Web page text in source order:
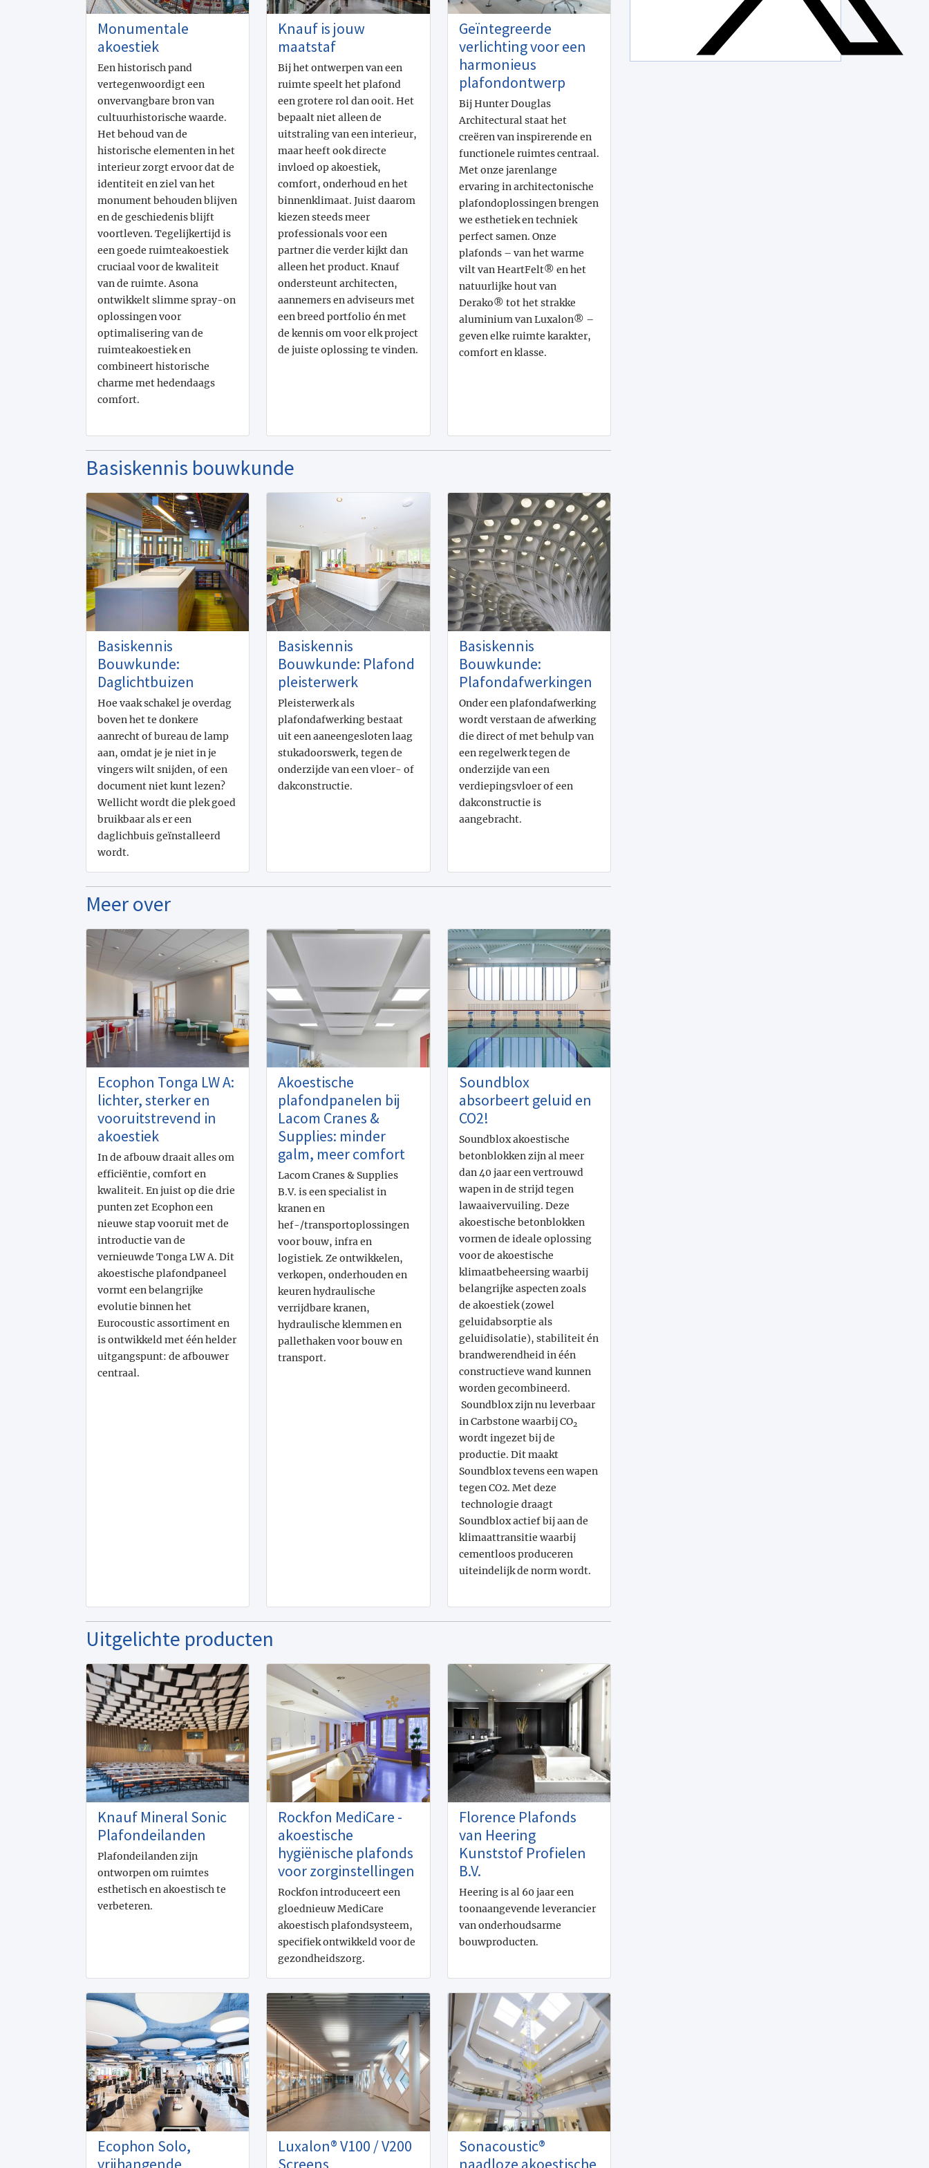
Monumentale
akoestiek
Een historisch pand
vertegenwoordigt een
onvervangbare bron van
cultuurhistorische waarde.
Het behoud van de
historische elementen in het
interieur zorgt ervoor dat de
identiteit en ziel van het
monument behouden blijven
en de geschiedenis blijft
voortleven. Tegelijkertijd is
een goede ruimteakoestiek
cruciaal voor de kwaliteit
van de ruimte. Asona
ontwikkelt slimme spray-on
oplossingen voor
optimalisering van de
ruimteakoestiek en
combineert historische
charme met hedendaags
comfort.
Knauf is jouw
maatstaf
Bij het ontwerpen van een
ruimte speelt het plafond
een grotere rol dan ooit. Het
bepaalt niet alleen de
uitstraling van een interieur,
maar heeft ook directe
invloed op akoestiek,
comfort, onderhoud en het
binnenklimaat. Juist daarom
kiezen steeds meer
professionals voor een
partner die verder kijkt dan
alleen het product. Knauf
ondersteunt architecten,
aannemers en adviseurs met
een breed portfolio én met
de kennis om voor elk project
de juiste oplossing te vinden.
Geïntegreerde
verlichting voor een
harmonieus
plafondontwerp
Bij Hunter Douglas
Architectural staat het
creëren van inspirerende en
functionele ruimtes centraal.
Met onze jarenlange
ervaring in architectonische
plafondoplossingen brengen
we esthetiek en techniek
perfect samen. Onze
plafonds – van het warme
vilt van HeartFelt® en het
natuurlijke hout van
Derako® tot het strakke
aluminium van Luxalon® –
geven elke ruimte karakter,
comfort en klasse.
Basiskennis bouwkunde
Basiskennis
Bouwkunde:
Daglichtbuizen
Hoe vaak schakel je overdag
boven het te donkere
aanrecht of bureau de lamp
aan, omdat je je niet in je
vingers wilt snijden, of een
document niet kunt lezen?
Wellicht wordt die plek goed
bruikbaar als er een
daglichbuis geïnstalleerd
wordt.
Basiskennis
Bouwkunde: Plafond
pleisterwerk
Pleisterwerk als
plafondafwerking bestaat
uit een aaneengesloten laag
stukadoorswerk, tegen de
onderzijde van een vloer- of
dakconstructie.
Basiskennis
Bouwkunde:
Plafondafwerkingen
Onder een plafondafwerking
wordt verstaan de afwerking
die direct of met behulp van
een regelwerk tegen de
onderzijde van een
verdiepingsvloer of een
dakconstructie is
aangebracht.
Meer over
Ecophon Tonga LW A:
lichter, sterker en
vooruitstrevend in
akoestiek
In de afbouw draait alles om
efficiëntie, comfort en
kwaliteit. En juist op die drie
punten zet Ecophon een
nieuwe stap vooruit met de
introductie van de
vernieuwde Tonga LW A. Dit
akoestische plafondpaneel
vormt een belangrijke
evolutie binnen het
Eurocoustic assortiment en
is ontwikkeld met één helder
uitgangspunt: de afbouwer
centraal.
Akoestische
plafondpanelen bij
Lacom Cranes &
Supplies: minder
galm, meer comfort
Lacom Cranes & Supplies
B.V. is een specialist in
kranen en
hef-/transportoplossingen
voor bouw, infra en
logistiek. Ze ontwikkelen,
verkopen, onderhouden en
keuren hydraulische
verrijdbare kranen,
hydraulische klemmen en
pallethaken voor bouw en
transport.
Soundblox
absorbeert geluid en
CO2!
Soundblox akoestische
betonblokken zijn al meer
dan 40 jaar een vertrouwd
wapen in de strijd tegen
lawaaivervuiling. Deze
akoestische betonblokken
vormen de ideale oplossing
voor de akoestische
klimaatbeheersing waarbij
belangrijke aspecten zoals
de akoestiek (zowel
geluidabsorptie als
geluidisolatie), stabiliteit én
brandwerendheid in één
constructieve wand kunnen
worden gecombineerd.
Soundblox zijn nu leverbaar
in Carbstone waarbij CO2
wordt ingezet bij de
productie. Dit maakt
Soundblox tevens een wapen
tegen CO2. Met deze
technologie draagt
Soundblox actief bij aan de
klimaattransitie waarbij
cementloos produceren
uiteindelijk de norm wordt.
Uitgelichte producten
Knauf Mineral Sonic
Plafondeilanden
Plafondeilanden zijn
ontworpen om ruimtes
esthetisch en akoestisch te
verbeteren.
Rockfon MediCare -
akoestische
hygiënische plafonds
voor zorginstellingen
Rockfon introduceert een
gloednieuw MediCare
akoestisch plafondsysteem,
specifiek ontwikkeld voor de
gezondheidszorg.
Florence Plafonds
van Heering
Kunststof Profielen
B.V.
Heering is al 60 jaar een
toonaangevende leverancier
van onderhoudsarme
bouwproducten.
Ecophon Solo,
vrijhangende
Luxalon® V100 / V200
Screens
Sonacoustic®
naadloze akoestische